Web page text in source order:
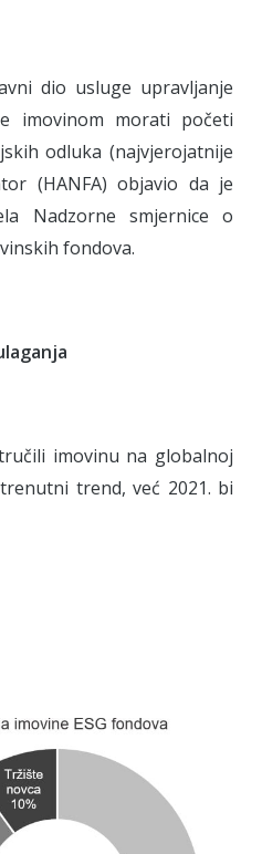
dio usluge upravljanje
imovinom morati početi
odluka (najvjerojatnije
(HANFA) objavio da je
Nadzorne smjernice o
fondova.
imovinu na globalnoj
trend, već 2021. bi